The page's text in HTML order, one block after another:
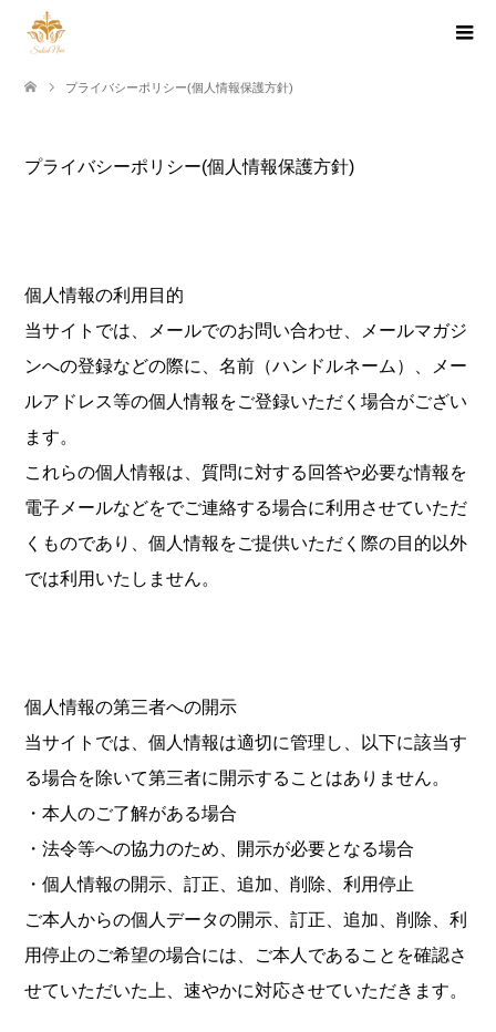
プライバシーポリシー(個人情報保護方針)
プライバシーポリシー(個人情報保護方針)
個人情報の利用目的
当サイトでは、メールでのお問い合わせ、メールマガジ
ンへの登録などの際に、名前（ハンドルネーム）、メー
ルアドレス等の個人情報をご登録いただく場合がござい
ます。
これらの個人情報は、質問に対する回答や必要な情報を
電子メールなどをでご連絡する場合に利用させていただ
くものであり、個人情報をご提供いただく際の目的以外
では利用いたしません。
個人情報の第三者への開示
当サイトでは、個人情報は適切に管理し、以下に該当す
る場合を除いて第三者に開示することはありません。
・本人のご了解がある場合
・法令等への協力のため、開示が必要となる場合
・個人情報の開示、訂正、追加、削除、利用停止
ご本人からの個人データの開示、訂正、追加、削除、利
用停止のご希望の場合には、ご本人であることを確認さ
せていただいた上、速やかに対応させていただきます。